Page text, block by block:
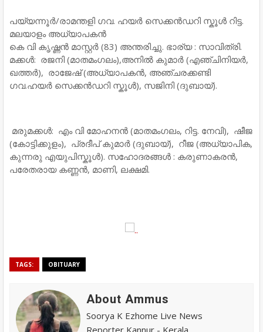
പയ്യന്നൂർ/രാമന്തളി ഗവ. ഹയർ സെക്കൻഡറി സ്കൂൾ റിട്ട.
മലയാളം അധ്യാപകൻ
കെ വി കൃഷ്ണൻ മാസ്റ്റർ (83) അന്തരിച്ചു. ഭാര്യ : സാവിത്രി.
മക്കൾ: രജനി (മാതമംഗലം),അനിൽ കുമാർ (എഞ്ചിനിയർ,
ഖത്തർ), രാജേഷ് (അധ്യാപകൻ, അഞ്ചരക്കണ്ടി
ഗവ.ഹയർ സെക്കൻഡറി സ്കൂൾ), സജിനി (ദുബായ്).
മരുമക്കൾ: എം വി മോഹനൻ (മാതമംഗലം, റിട്ട. നേവി), ഷീജ
(കോട്ടിക്കുളം), പ്രദീപ് കുമാർ (ദുബായ്), റീജ (അധ്യാപിക,
കുന്നരു എയുപിസ്കൂൾ). സഹോദരങ്ങൾ : കരുണാകരൻ,
പരേതരായ കണ്ണൻ, മാണി, ലക്ഷമി.
TAGS: OBITUARY
About Ammus
Soorya K Ezhome Live News
Reporter Kannur - Kerala